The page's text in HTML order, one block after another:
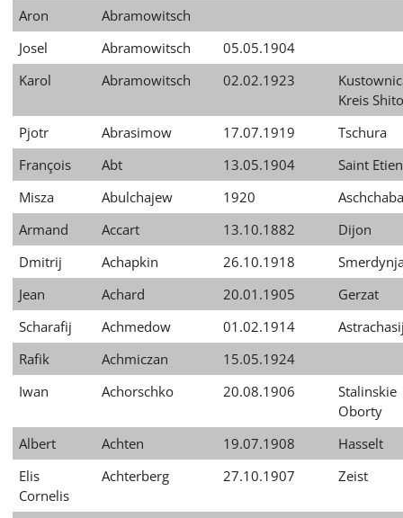
Aron
Abramowitsch
Josel
Abramowitsch
05.05.1904
Karol
Abramowitsch 02.02.1923
Kreis
Pjotr
Abrasimow 17.07.1919
Tschura
François
Abt 13.05.1904
Saint
Misza
Abulchajew 1920
Armand
Accart 13.10.1882
Dijon
Dmitrij
Achapkin 26.10.1918
Jean
Achard 20.01.1905
Gerzat
Scharafij
Achmedow 01.02.1914
Rafik
Achmiczan
15.05.1924
Iwan
Achorschko 20.08.1906
Stalinskie
Oborty
Albert
Achten 19.07.1908
Hasselt
Elis
Cornelis
Achterberg 27.10.1907 Zeist